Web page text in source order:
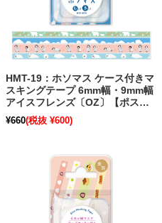
HMT-19：ホソマス ケース付きマ
スキングテープ 6mm幅・9mm幅
アイスフレンズ〔OZ〕【ポスト
便不可】
¥660(税抜 ¥600)